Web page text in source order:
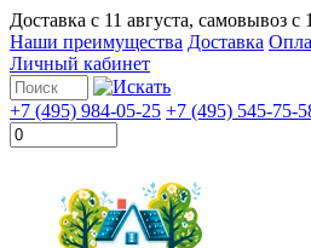
Доставка с 11 августа, самовывоз с
Наши преимущества Доставка
Личный кабинет
+7 (495) 984-05-25 +7 (495) 545-75-